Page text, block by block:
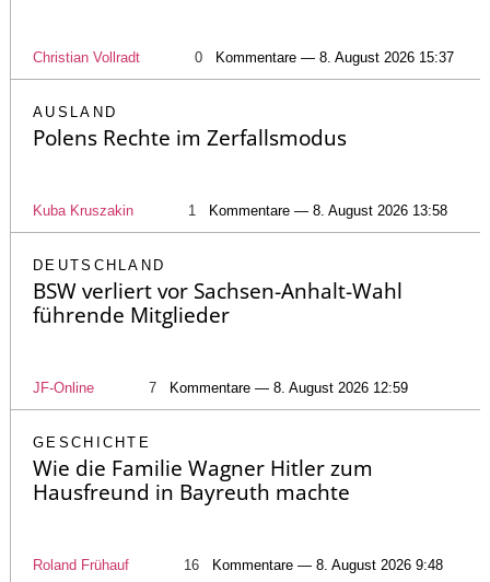
Christian Vollradt 0 Kommentare — 8. August 2026 15:37
AUSLAND
Polens Rechte im Zerfallsmodus
Kuba Kruszakin 1 Kommentare — 8. August 2026 13:58
DEUTSCHLAND
BSW verliert vor Sachsen-Anhalt-Wahl
führende Mitglieder
JF-Online 7 Kommentare — 8. August 2026 12:59
GESCHICHTE
Wie die Familie Wagner Hitler zum
Hausfreund in Bayreuth machte
Roland Frühauf 16 Kommentare — 8. August 2026 9:48